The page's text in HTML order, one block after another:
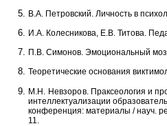
В.А. Петровский. Личность в
И.А. Колесникова, Е.В. Титова.
П.В. Симонов. Эмоциональный
Теоретические основания
М.Н. Невзоров. Праксеология и
интеллектуализации
конференция: материалы / науч.
11.